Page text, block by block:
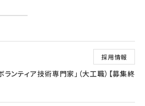
採用情報
ンティア技術専門家」（大工職）【募集終